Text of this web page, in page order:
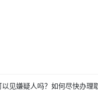
见嫌疑人吗？如何尽快办理